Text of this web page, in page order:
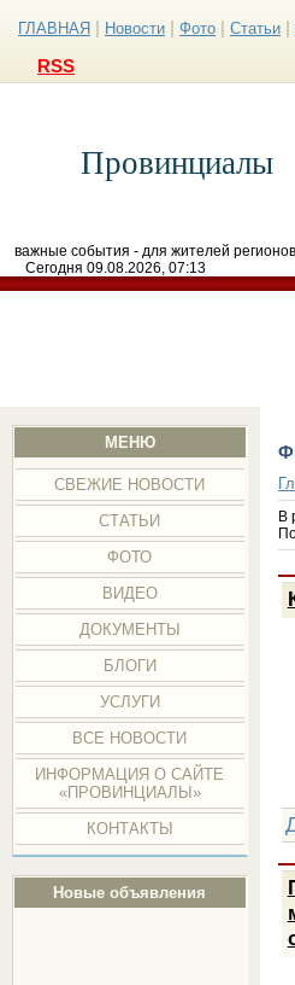
ГЛАВНАЯ Новости Фото Статьи
RSS
Провинциалы
важные события - для жителей регионов
Сегодня 09.08.2026, 07:13
МЕНЮ
СВЕЖИЕ НОВОСТИ
СТАТЬИ
ФОТО
ВИДЕО
ДОКУМЕНТЫ
БЛОГИ
УСЛУГИ
ВСЕ НОВОСТИ
ИНФОРМАЦИЯ О САЙТЕ
«ПРОВИНЦИАЛЫ»
КОНТАКТЫ
Новые объявления
В